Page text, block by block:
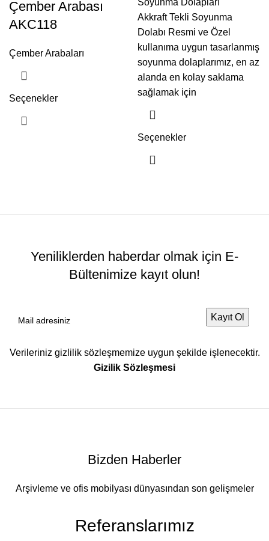
Çember Arabası
AKC118
Çember Arabaları
Seçenekler
Soyunma Dolapları
Akkraft Tekli Soyunma
Dolabı Resmi ve Özel
kullanıma uygun tasarlanmış
soyunma dolaplarımız, en az
alanda en kolay saklama
sağlamak için
Seçenekler
Yeniliklerden haberdar olmak için E-
Bültenimize kayıt olun!
Verileriniz gizlilik sözleşmemize uygun şekilde işlenecektir.
Gizilik Sözleşmesi
Bizden Haberler
Arşivleme ve ofis mobilyası dünyasından son gelişmeler
Referanslarımız